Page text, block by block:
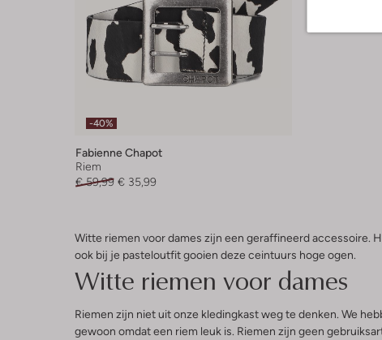
-40%
Fabienne Chapot
Riem
€ 59,99 € 35,99
Witte riemen voor dames zijn een geraffineerd accessoire.
ook bij je pasteloutfit gooien deze ceintuurs hoge ogen.
Witte riemen voor dames
Riemen zijn niet uit onze kledingkast weg te denken. We
gewoon omdat een riem leuk is. Riemen zijn geen